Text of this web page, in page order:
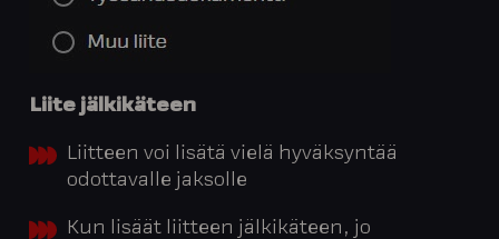
Liite jälkikäteen
Liitteen voi lisätä vielä hyväksyntää
odottavalle jaksolle
Kun lisäät liitteen jälkikäteen, jo